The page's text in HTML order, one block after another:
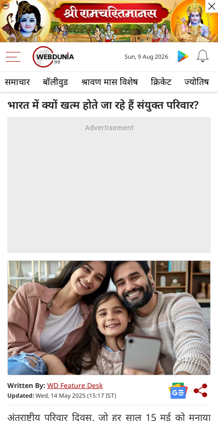
समाचार बॉलीवुड श्रावण मास विशेष क्रिकेट ज्योतिष
Sun, 9 Aug 2026
भारत में क्यों खत्म होते जा रहे हैं संयुक्त परिवार?
Written By: WD Feature Desk
Updated:Wed, 14 May 2025 (15:17 IST)
अंतराष्ट्रीय परिवार दिवस, जो हर साल 15 मई को मनाया